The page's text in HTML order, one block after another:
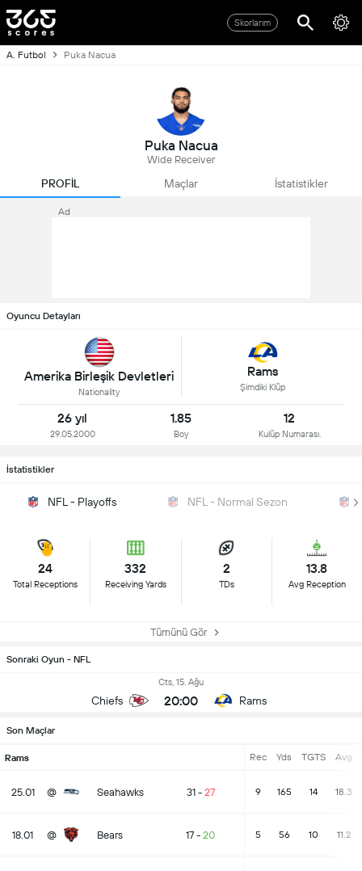
Skorlarım
A. Futbol Puka Nacua
Puka Nacua
Wide Receiver
PROFİL Maçlar İstatistikler
Ad
Oyuncu Detayları
Amerika Birleşik Devletleri
Nationality
Rams
Şimdiki Klüp
26 yıl
29.05.2000
1.85
Boy
12
Kulüp Numarası.
İstatistikler
NFL - Playoffs NFL - Normal Sezon
24
Total Receptions
332
Receiving Yards
2
TDs
13.8
Avg Reception
Tümünü Gör
Sonraki Oyun - NFL
Chiefs
Cts, 15. Ağu
20:00 Rams
Son Maçlar
Rams Rec Yds TGTS Avg
25.01 @ Seahawks 31- 27 9 165 14 18.3
18.01 @ Bears 17 - 20 5 56 10 11.2